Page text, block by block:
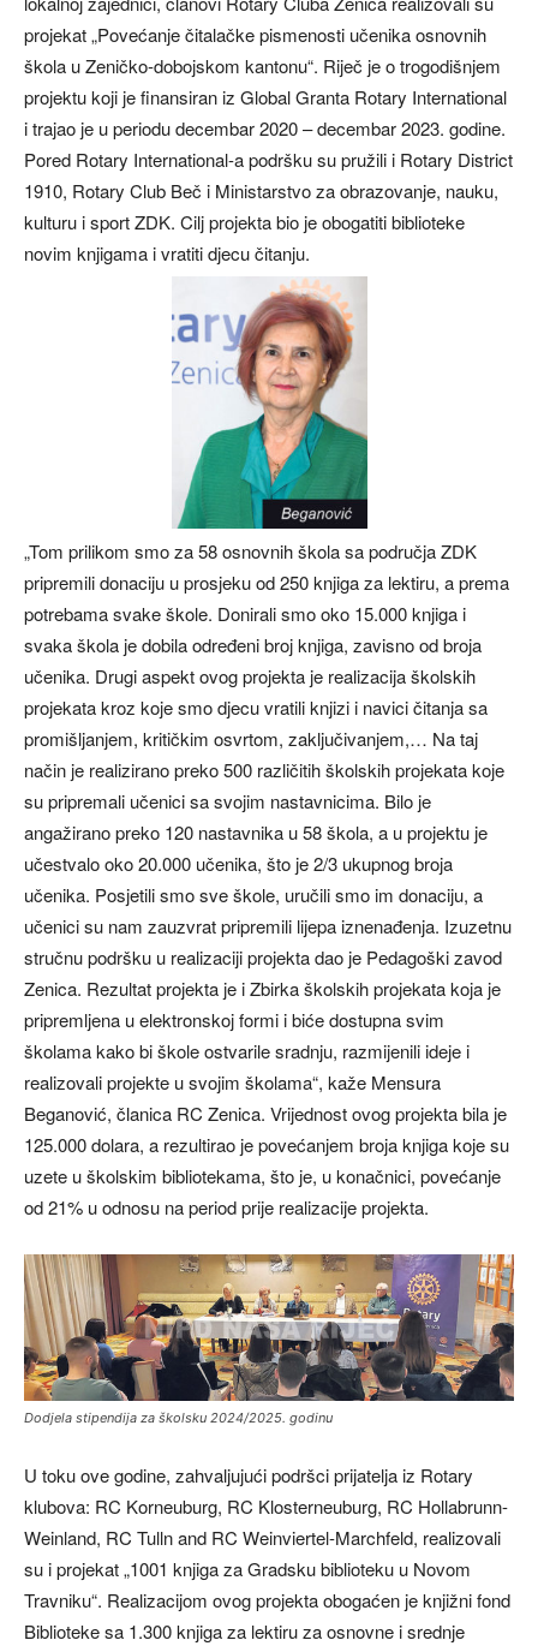
projekat „Povećanje čitalačke pismenosti učenika osnovnih
škola u Zeničko-dobojskom kantonu“. Riječ je o trogodišnjem
projektu koji je finansiran iz Global Granta Rotary International
i trajao je u periodu decembar 2020 – decembar 2023. godine.
Pored Rotary International-a podršku su pružili i Rotary District
1910, Rotary Club Beč i Ministarstvo za obrazovanje, nauku,
kulturu i sport ZDK. Cilj projekta bio je obogatiti biblioteke
novim knjigama i vratiti djecu čitanju.
„Tom prilikom smo za 58 osnovnih škola sa područja ZDK
pripremili donaciju u prosjeku od 250 knjiga za lektiru, a prema
potrebama svake škole. Donirali smo oko 15.000 knjiga i
svaka škola je dobila određeni broj knjiga, zavisno od broja
učenika. Drugi aspekt ovog projekta je realizacija školskih
projekata kroz koje smo djecu vratili knjizi i navici čitanja sa
promišljanjem, kritičkim osvrtom, zaključivanjem,… Na taj
način je realizirano preko 500 različitih školskih projekata koje
su pripremali učenici sa svojim nastavnicima. Bilo je
angažirano preko 120 nastavnika u 58 škola, a u projektu je
učestvalo oko 20.000 učenika, što je 2/3 ukupnog broja
učenika. Posjetili smo sve škole, uručili smo im donaciju, a
učenici su nam zauzvrat pripremili lijepa iznenađenja. Izuzetnu
stručnu podršku u realizaciji projekta dao je Pedagoški zavod
Zenica. Rezultat projekta je i Zbirka školskih projekata koja je
pripremljena u elektronskoj formi i biće dostupna svim
školama kako bi škole ostvarile sradnju, razmijenili ideje i
realizovali projekte u svojim školama“, kaže Mensura
Beganović, članica RC Zenica. Vrijednost ovog projekta bila je
125.000 dolara, a rezultirao je povećanjem broja knjiga koje su
uzete u školskim bibliotekama, što je, u konačnici, povećanje
od 21% u odnosu na period prije realizacije projekta.
Dodjela stipendija za školsku 2024/2025. godinu
U toku ove godine, zahvaljujući podršci prijatelja iz Rotary
klubova: RC Korneuburg, RC Klosterneuburg, RC Hollabrunn-
Weinland, RC Tulln and RC Weinviertel-Marchfeld, realizovali
su i projekat „1001 knjiga za Gradsku biblioteku u Novom
Travniku“. Realizacijom ovog projekta obogaćen je knjižni fond
Biblioteke sa 1.300 knjiga za lektiru za osnovne i srednje